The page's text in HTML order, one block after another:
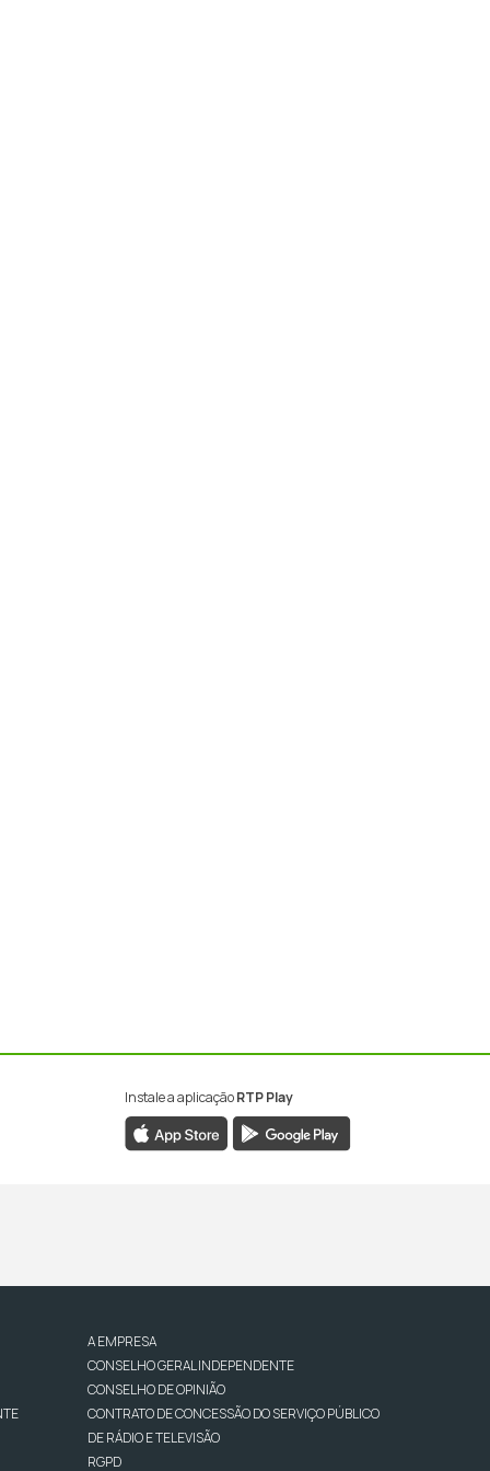
Instale a aplicaçãoRTP Play
A EMPRESA
CONSELHO GERAL INDEPENDENTE
CONSELHO DE OPINIÃO
CONTRATO DE CONCESSÃO DO SERVIÇO PÚBLICO
DE RÁDIO E TELEVISÃO
RGPD